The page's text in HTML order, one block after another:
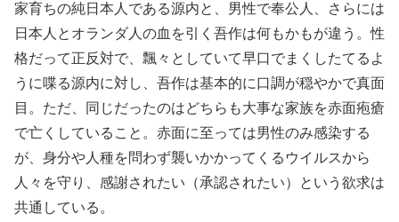
家育ちの純日本人である源内と、男性で奉公人、さらには
日本人とオランダ人の血を引く吾作は何もかもが違う。性
格だって正反対で、飄々としていて早口でまくしたてるよ
うに喋る源内に対し、吾作は基本的に口調が穏やかで真面
目。ただ、同じだったのはどちらも大事な家族を赤面疱瘡
で亡くしていること。赤面に至っては男性のみ感染する
が、身分や人種を問わず襲いかかってくるウイルスから
人々を守り、感謝されたい（承認されたい）という欲求は
共通している。